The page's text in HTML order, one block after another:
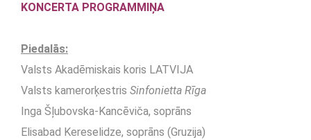
KONCERTA PROGRAMMIŅA
Piedalās:
Valsts Akadēmiskais koris LATVIJA
Valsts kamerorķestris Sinfonietta Rīga
Inga Šļubovska-Kancēviča, soprāns
Elisabad Kereselidze, soprāns (Gruzija)